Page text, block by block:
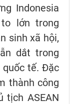
Indonesia
lớn trong
sinh xã hội,
dắt trong
quốc tế. Đặc
thành công
tịch ASEAN